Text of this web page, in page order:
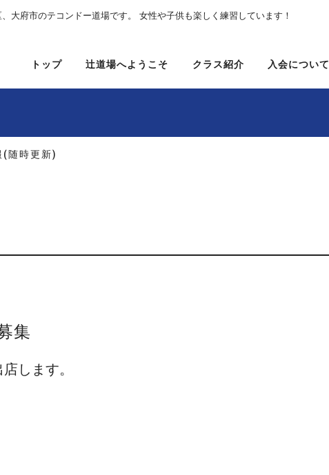
大府市のテコンドー道場です。 女性や子供も楽しく練習しています！
トップ 辻道場へようこそ クラス紹介 入会について
(随時更新)
集
します。